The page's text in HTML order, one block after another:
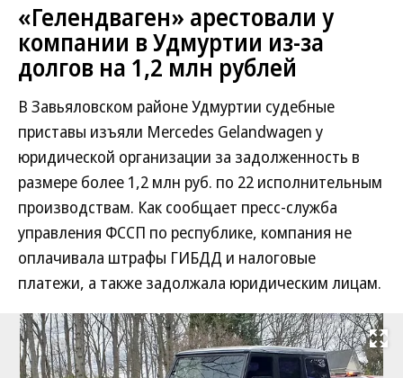
«Гелендваген» арестовали у
компании в Удмуртии из-за
долгов на 1,2 млн рублей
В Завьяловском районе Удмуртии судебные
приставы изъяли Mercedes Gelаndwagen у
юридической организации за задолженность в
размере более 1,2 млн руб. по 22 исполнительным
производствам. Как сообщает пресс-служба
управления ФССП по республике, компания не
оплачивала штрафы ГИБДД и налоговые
платежи, а также задолжала юридическим лицам.
Развернуть